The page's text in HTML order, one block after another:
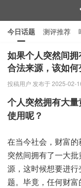
今日话题 测评推荐
行业产品 在线投稿
如果个人突然间
合法来源，该如
投稿用户 发布于 2025-02-
个人突然拥有大
使用呢？
在当今社会，财富
突然间拥有了一大
源，这时候想要进
题。毕竟，任何财